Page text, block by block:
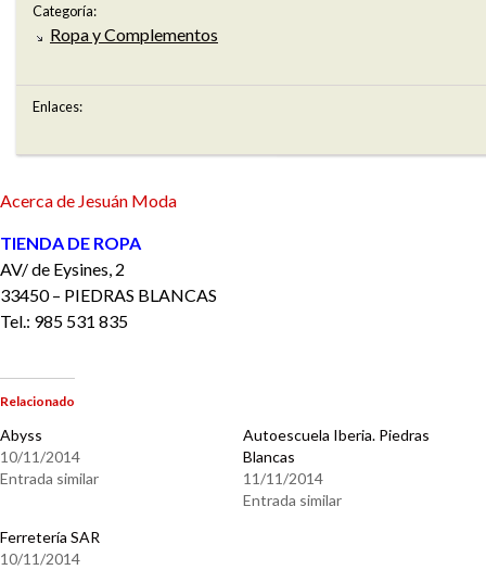
Categoría:
Ropa y Complementos
Enlaces:
Acerca de Jesuán Moda
TIENDA DE ROPA
AV/ de Eysines, 2
33450 – PIEDRAS BLANCAS
Tel.: 985 531 835
Relacionado
Abyss
10/11/2014
Entrada similar
Autoescuela Iberia. Piedras
Blancas
11/11/2014
Entrada similar
Ferretería SAR
10/11/2014